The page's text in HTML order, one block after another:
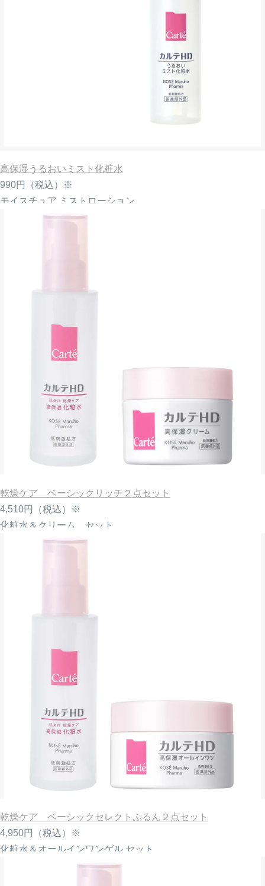
高保湿うるおいミスト化粧水
990円
（税込）※
モイスチュア ミストローション
乾燥ケア ベーシックリッチ２点セット
4,510円
（税込）※
化粧水＆クリーム セット
乾燥ケア ベーシックセレクトぷるん２点セット
4,950円
（税込）※
化粧水＆オールインワンゲル セット